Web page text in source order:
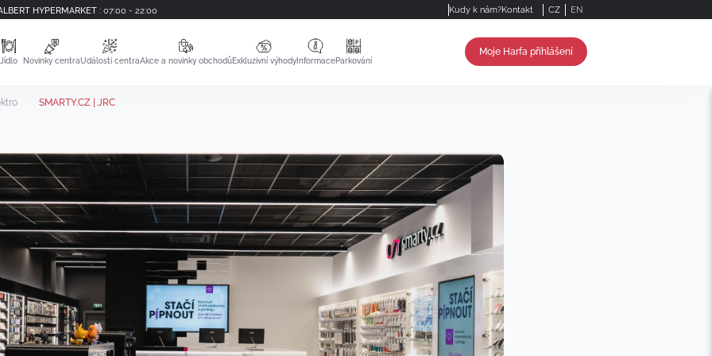
HYPERMARKET : 07:00 - 22:00 Kudy k nám?Kontakt CZ EN
Jídlo Novinky centraUdálosti centraAkce a novinky obchodůExkluzivní výhodyInformaceParkování
Moje Harfa přihlášení
SMARTY.CZ | JRC